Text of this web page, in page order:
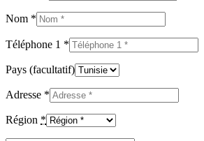
Nom *
Téléphone 1 *
Pays (facultatif)
Adresse *
Région *